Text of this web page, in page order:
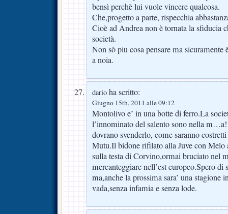
bensì perchè lui vuole vincere qualcosa.
Che,progetto a parte, rispecchia
Cioè ad Andrea non è tornata la sfiducia
società.
Non sò piu cosa pensare ma
a noia.
dario ha scritto:
Giugno 15th, 2011 alle 09:12
Montolivo e’ in una botte di ferro.La
l’innominato del salento sono nella
dovrano svenderlo, come saranno
Mutu.Il bidone rifilato alla Juve con Melo
sulla testa di Corvino,ormai bruciato nel
mercanteggiare nell’est europeo.Spero
ma,anche la prossima sara’ una stagione
vada,senza infamia e senza lode.